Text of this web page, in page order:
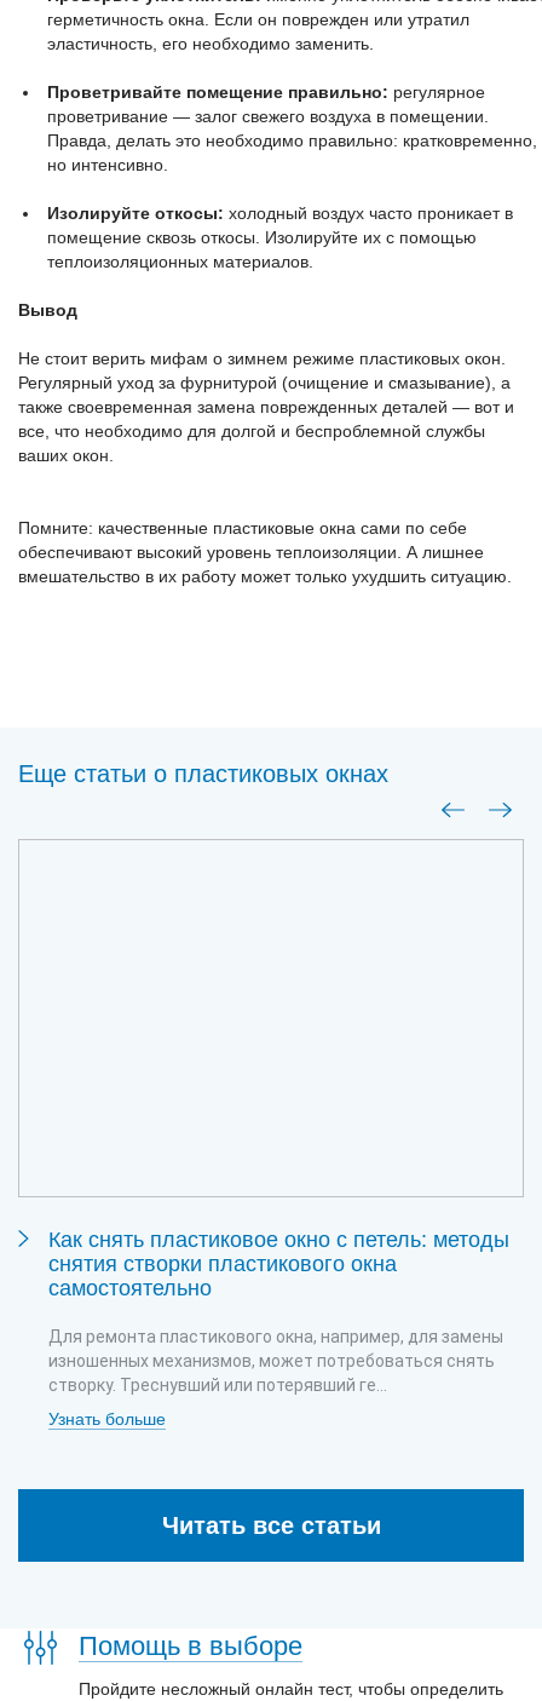
герметичность окна. Если он поврежден или утратил
эластичность, его необходимо заменить.
Проветривайте помещение правильно: регулярное
проветривание — залог свежего воздуха в помещении.
Правда, делать это необходимо правильно: кратковременно,
но интенсивно.
Изолируйте откосы: холодный воздух часто проникает в
помещение сквозь откосы. Изолируйте их с помощью
теплоизоляционных материалов.
Вывод
Не стоит верить мифам о зимнем режиме пластиковых окон.
Регулярный уход за фурнитурой (очищение и смазывание), а
также своевременная замена поврежденных деталей — вот и
все, что необходимо для долгой и беспроблемной службы
ваших окон.
Помните: качественные пластиковые окна сами по себе
обеспечивают высокий уровень теплоизоляции. А лишнее
вмешательство в их работу может только ухудшить ситуацию.
Еще статьи о пластиковых окнах
Как снять пластиковое окно с петель: методы
снятия створки пластикового окна
самостоятельно
Для ремонта пластикового окна, например, для замены
изношенных механизмов, может потребоваться снять
створку. Треснувший или потерявший ге...
Узнать больше
Читать все статьи
Помощь в выборе
Пройдите несложный онлайн тест, чтобы определить